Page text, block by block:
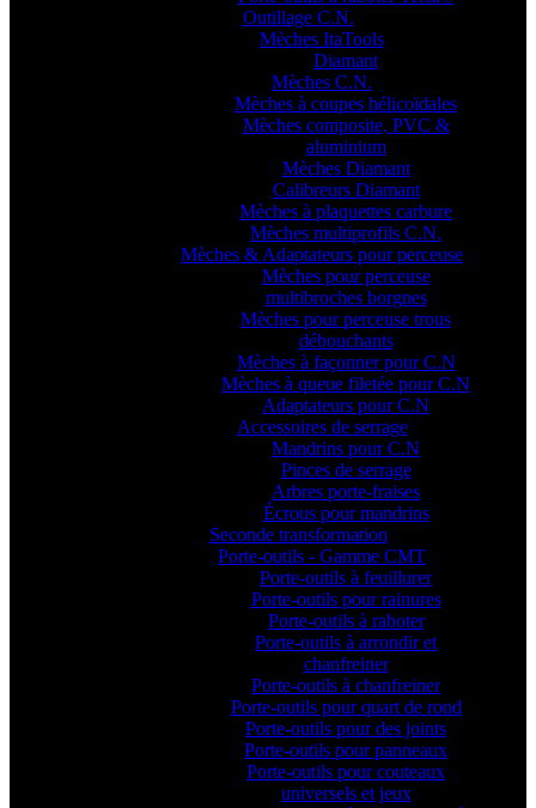
Outillage C.N.
Mèches ItaTools
Diamant
Mèches C.N.
Mèches à coupes hélicoïdales
Mèches composite, PVC &
aluminium
Mèches Diamant
Calibreurs Diamant
Mèches à plaquettes carbure
Mèches multiprofils C.N.
Mèches & Adaptateurs pour perceuse
Mèches pour perceuse
multibroches borgnes
Mèches pour perceuse trous
débouchants
Mèches à façonner pour C.N
Mèches à queue filetée pour C.N
Adaptateurs pour C.N
Accessoires de serrage
Mandrins pour C.N
Pinces de serrage
Arbres porte-fraises
Écrous pour mandrins
Seconde transformation
Porte-outils - Gamme CMT
Porte-outils à feuillurer
Porte-outils pour rainures
Porte-outils à raboter
Porte-outils à arrondir et
chanfreiner
Porte-outils à chanfreiner
Porte-outils pour quart de rond
Porte-outils pour des joints
Porte-outils pour panneaux
Porte-outils pour couteaux
universels et jeux